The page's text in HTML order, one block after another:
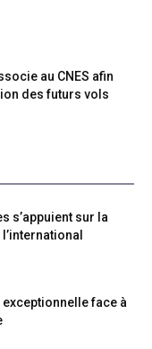
au CNES afin
des futurs vols
s’appuient sur la
face à